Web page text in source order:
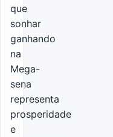
que
sonhar
ganhando
na
Mega-
sena
representa
prosperidade
e